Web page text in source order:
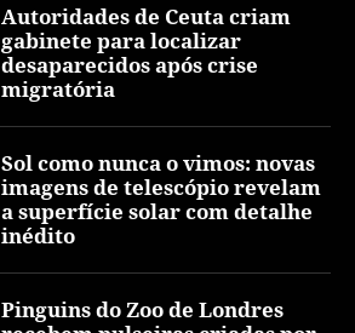
Autoridades de Ceuta criam
gabinete para localizar
desaparecidos após crise
migratória
Sol como nunca o vimos: novas
imagens de telescópio revelam
a superfície solar com detalhe
inédito
Pinguins do Zoo de Londres